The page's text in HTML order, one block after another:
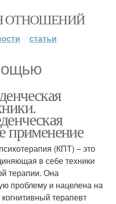
ОТНОШЕНИЙ
статьи
применение
(КПТ) – это
в себе техники
терапии. Она
проблему и нацелена на
терапевт